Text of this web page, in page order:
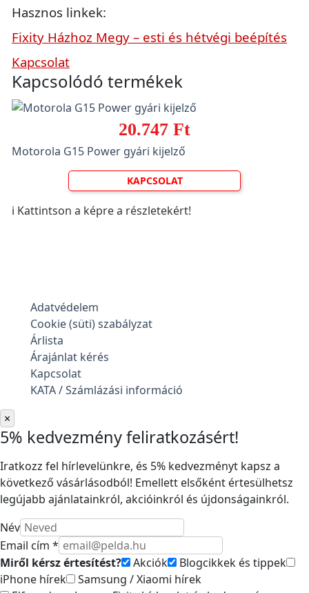
Hasznos linkek:
Fixity Házhoz Megy – esti és hétvégi beépítés
Kapcsolat
Kapcsolódó termékek
20.747 Ft
Motorola G15 Power gyári kijelző
KAPCSOLAT
ℹ️ Kattintson a képre a részletekért!
Adatvédelem
Cookie (süti) szabályzat
Árlista
Árajánlat kérés
Kapcsolat
KATA / Számlázási információ
×
5% kedvezmény feliratkozásért!
Iratkozz fel hírlevelünkre, és 5% kedvezményt kapsz a
következő vásárlásodból! Emellett elsőként értesülhetsz
legújabb ajánlatainkról, akcióinkról és újdonságainkról.
Név
Email cím *
Miről kérsz értesítést?
Akciók
Blogcikkek és tippek
iPhone hírek
Samsung / Xiaomi hírek